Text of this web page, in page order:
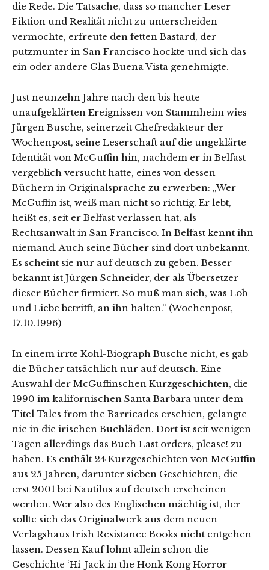
die Rede. Die Tatsache, dass so mancher Leser
Fiktion und Realität nicht zu unterscheiden
vermochte, erfreute den fetten Bastard, der
putzmunter in San Francisco hockte und sich das
ein oder andere Glas Buena Vista genehmigte.
Just neunzehn Jahre nach den bis heute
unaufgeklärten Ereignissen von Stammheim wies
Jürgen Busche, seinerzeit Chefredakteur der
Wochenpost, seine Leserschaft auf die ungeklärte
Identität von McGuffin hin, nachdem er in Belfast
vergeblich versucht hatte, eines von dessen
Büchern in Originalsprache zu erwerben: „Wer
McGuffin ist, weiß man nicht so richtig. Er lebt,
heißt es, seit er Belfast verlassen hat, als
Rechtsanwalt in San Francisco. In Belfast kennt ihn
niemand. Auch seine Bücher sind dort unbekannt.
Es scheint sie nur auf deutsch zu geben. Besser
bekannt ist Jürgen Schneider, der als Übersetzer
dieser Bücher firmiert. So muß man sich, was Lob
und Liebe betrifft, an ihn halten.“ (Wochenpost,
17.10.1996)
In einem irrte Kohl-Biograph Busche nicht, es gab
die Bücher tatsächlich nur auf deutsch. Eine
Auswahl der McGuffinschen Kurzgeschichten, die
1990 im kalifornischen Santa Barbara unter dem
Titel Tales from the Barricades erschien, gelangte
nie in die irischen Buchläden. Dort ist seit wenigen
Tagen allerdings das Buch Last orders, please! zu
haben. Es enthält 24 Kurzgeschichten von McGuffin
aus 25 Jahren, darunter sieben Geschichten, die
erst 2001 bei Nautilus auf deutsch erscheinen
werden. Wer also des Englischen mächtig ist, der
sollte sich das Originalwerk aus dem neuen
Verlagshaus Irish Resistance Books nicht entgehen
lassen. Dessen Kauf lohnt allein schon die
Geschichte ‘Hi-Jack in the Honk Kong Horror